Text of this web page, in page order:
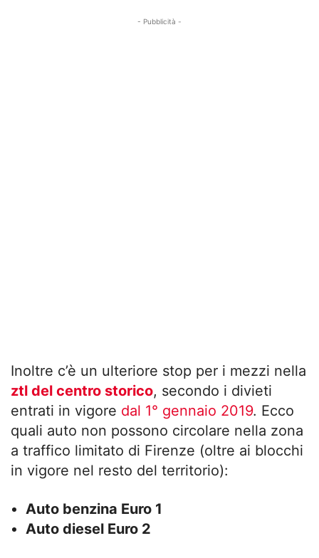
- Pubblicità -
Inoltre c’è un ulteriore stop per i mezzi nella
ztl del centro storico, secondo i divieti
entrati in vigore dal 1° gennaio 2019. Ecco
quali auto non possono circolare nella zona
a traffico limitato di Firenze (oltre ai blocchi
in vigore nel resto del territorio):
Auto benzina Euro 1
Auto diesel Euro 2